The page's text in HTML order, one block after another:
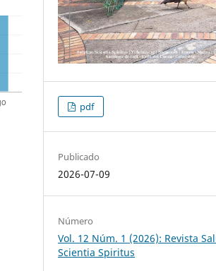
pdf
Publicado
2026-07-09
Número
Vol. 12 Núm. 1 (2026): Revista
Scientia Spiritus